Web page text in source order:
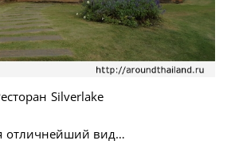
Silverlake
отличнейший вид…